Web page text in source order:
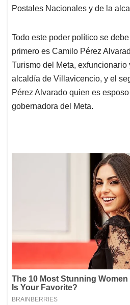
Postales Nacionales y de la
Todo este poder político se
primero es Camilo Pérez
Turismo del Meta, exfuncionario
alcaldía de Villavicencio, y el
Pérez Alvarado quien es esposo
gobernadora del Meta.